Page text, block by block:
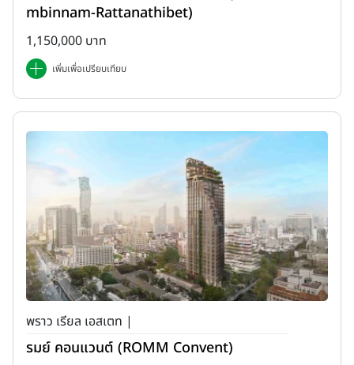
mbinnam-Rattanathibet)
1,150,000 บาท
เพิ่มเพื่อเปรียบเทียบ
พราว เรียล เอสเตท |
รมย์ คอนแวนต์ (ROMM Convent)